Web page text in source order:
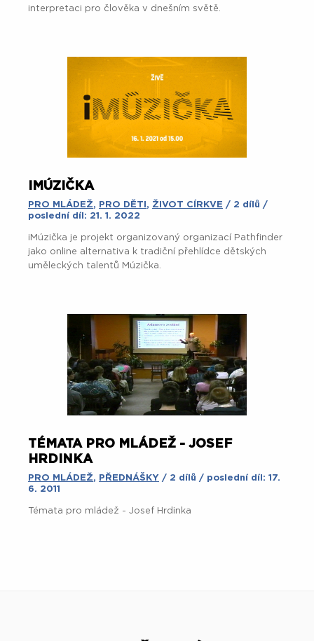
interpretaci pro člověka v dnešním světě.
IMÚZIČKA
PRO MLÁDEŽ, PRO DĚTI , ŽIVOT CÍRKVE / 2 dílů /
poslední díl: 21. 1. 2022
iMúzička je projekt organizovaný organizací Pathfinder
jako online alternativa k tradiční přehlídce dětských
uměleckých talentů Múzička.
TÉMATA PRO MLÁDEŽ - JOSEF
HRDINKA
PRO MLÁDEŽ, PŘEDNÁŠKY / 2 dílů / poslední díl: 17.
6. 2011
Témata pro mládež - Josef Hrdinka